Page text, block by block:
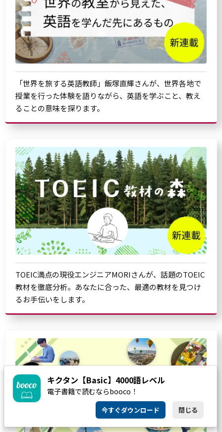
「世界を旅する英語教師」飯塚直輝さんが、世界各地で
授業を行った体験を語りながら、英語を学ぶこと、教え
ることの意味を探ります。
TOEIC満点の現役エンジニアMORIさんが、話題のTOEIC
教材を徹底分析。あなたに合った、最適の教材を見つけ
るお手伝いをします。
キクタン【Basic】4000語レベル
電子書籍で読むならbooco！
今すぐダウンロード 閉じる